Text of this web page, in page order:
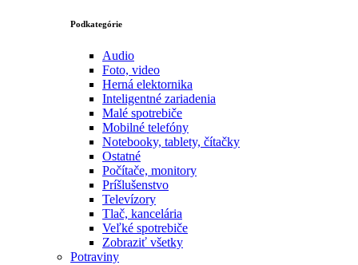
Podkategórie
Audio
Foto, video
Herná elektornika
Inteligentné zariadenia
Malé spotrebiče
Mobilné telefóny
Notebooky, tablety, čítačky
Ostatné
Počítače, monitory
Príšlušenstvo
Televízory
Tlač, kancelária
Veľké spotrebiče
Zobraziť všetky
Potraviny